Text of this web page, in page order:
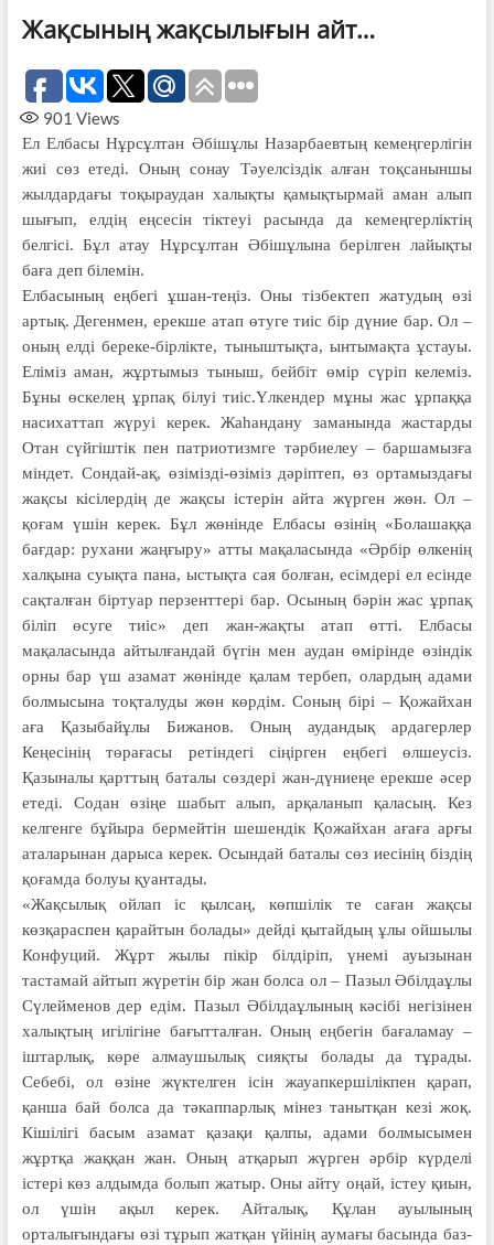
Жақсының жақсылығын айт…
901 Views
Ел Елбасы Нұрсұлтан Әбішұлы Назар­баевтың кемеңгерлігін
жиі сөз етеді. Оның сонау Тәуелсіздік алған тоқса­ныншы
жылдардағы тоқыраудан ха­лықты қамықтырмай аман алып
шы­ғып, елдің еңсесін тіктеуі расында да кемеңгерліктің
белгісі. Бұл атау Нұрсұлтан Әбішұлына берілген лайық­ты
баға деп білемін.
Елбасының еңбегі ұшан-теңіз. Оны тізбектеп жатудың өзі
артық. Деген­мен, ерекше атап өтуге тиіс бір дү­ние бар. Ол –
оның елді береке-бір­лікте, тыныштықта, ынтымақта ұстауы.
Еліміз аман, жұртымыз тыныш, бейбіт өмір сүріп келеміз.
Бұны өскелең ұрпақ білуі тиіс.Үлкендер мұны жас ұрпаққа
насихаттап жүруі керек. Жаһандану заманында жастарды
Отан сүйгіштік пен патриотизмге тәрбиелеу – баршамызға
міндет. Сондай-ақ, өзімізді-өзіміз дәріптеп, өз ортамыздағы
жақсы кісілердің де жақсы істерін айта жүрген жөн. Ол –
қоғам үшін керек. Бұл жөнінде Елбасы өзінің «Болашаққа
бағдар: рухани жаңғыру» атты мақаласында «Әрбір өлкенің
халқына суықта пана, ыстықта сая болған, есімдері ел есінде
сақталған біртуар перзенттері бар. Осының бәрін жас ұрпақ
біліп өсуге тиіс» деп жан-жақты атап өтті. Елбасы
мақаласында айтылғандай бүгін мен аудан өмірінде өзіндік
орны бар үш азамат жөнінде қалам тербеп, олардың адами
болмысына тоқталуды жөн көрдім. Соның бірі – Қожайхан
аға Қазыбайұлы Бижанов. Оның аудандық ардагерлер
Кеңесінің төрағасы ретіндегі сіңірген еңбегі өлшеусіз.
Қазыналы қарттың баталы сөздері жан-дүниеңе ерекше әсер
етеді. Содан өзіңе шабыт алып, арқаланып қаласың. Кез
келгенге бұйыра бермейтін шешендік Қожайхан ағаға арғы
аталарынан дарыса керек. Осындай баталы сөз иесінің біздің
қоғамда болуы қуантады.
«Жақсылық ойлап іс қылсаң, көпшілік те саған жақсы
көзқараспен қарайтын болады» дейді қытайдың ұлы ойшылы
Конфуций. Жұрт жылы пікір білдіріп, үнемі ауызынан
тастамай айтып жүретін бір жан болса ол – Пазыл Әбілдаұлы
Сүлейменов дер едім. Пазыл Әбілдаұлының кәсібі негізінен
халықтың игілігіне бағытталған. Оның еңбегін бағаламау –
іштарлық, көре алмаушылық сияқты болады да тұрады.
Себебі, ол өзіне жүктелген ісін жауапкершілікпен қарап,
қанша бай болса да тәкаппарлық мінез танытқан кезі жоқ.
Кішілігі басым азамат қазақи қалпы, адами болмысымен
жұртқа жаққан жан. Оның атқарып жүрген әрбір күрделі
істері көз алдымда болып жатыр. Оны айту оңай, істеу қиын,
ол үшін ақыл керек. Айталық, Құлан ауылының
орталығындағы өзі тұрып жатқан үйінің аумағы басында баз-